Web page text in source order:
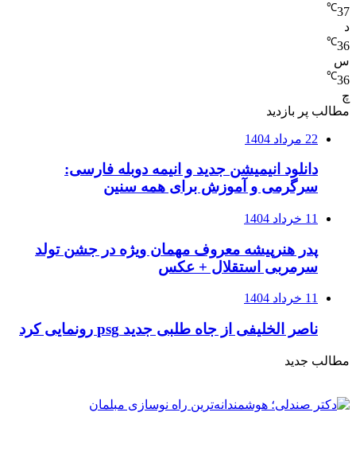
37
℃
د
36
℃
س
36
℃
چ
مطالب پر بازدید
22 مرداد 1404
دانلود انیمیشن جدید و انیمه دوبله فارسی:
سرگرمی و آموزش برای همه سنین
11 خرداد 1404
پدر هنرپیشه معروف مهمان ویژه در جشن تولد
سرمربی استقلال + عکس
11 خرداد 1404
ناصر الخلیفی از جاه طلبی جدید psg رونمایی کرد
مطالب جدید